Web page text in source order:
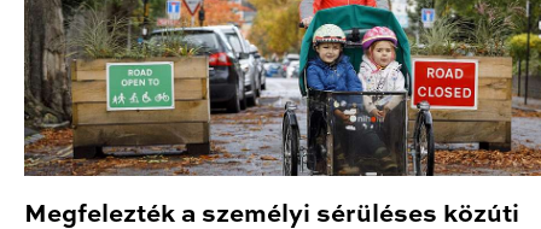
Megfelezték a személyi sérüléses közúti